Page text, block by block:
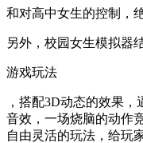
和对高中女生的控制，
另外，校园女生模拟器
游戏玩法
，搭配3D动态的效果
音效，一场烧脑的动作
自由灵活的玩法，给玩